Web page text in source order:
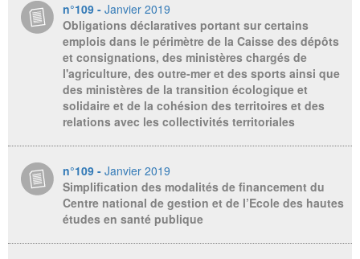
n°109 - Janvier 2019
Obligations déclaratives portant sur certains
emplois dans le périmètre de la Caisse des dépôts
et consignations, des ministères chargés de
l'agriculture, des outre-mer et des sports ainsi que
des ministères de la transition écologique et
solidaire et de la cohésion des territoires et des
relations avec les collectivités territoriales
n°109 - Janvier 2019
Simplification des modalités de financement du
Centre national de gestion et de l’Ecole des hautes
études en santé publique